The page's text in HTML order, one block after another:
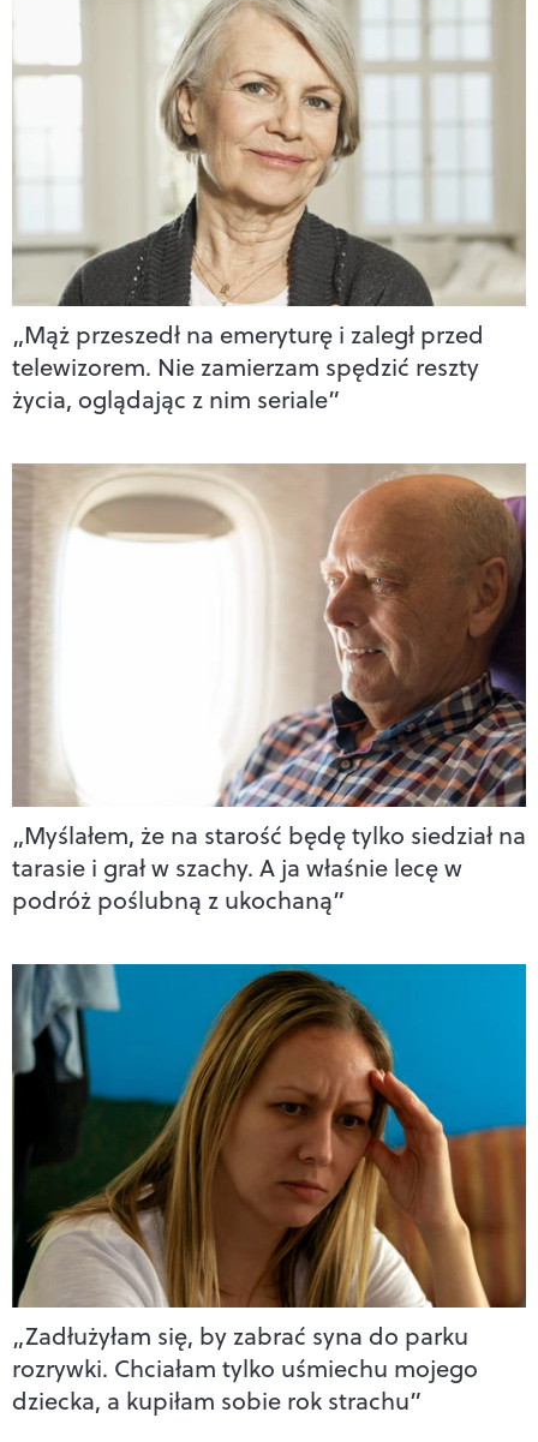
„Mąż przeszedł na emeryturę i zaległ przed
telewizorem. Nie zamierzam spędzić reszty
życia, oglądając z nim seriale”
„Myślałem, że na starość będę tylko siedział na
tarasie i grał w szachy. A ja właśnie lecę w
podróż poślubną z ukochaną”
„Zadłużyłam się, by zabrać syna do parku
rozrywki. Chciałam tylko uśmiechu mojego
dziecka, a kupiłam sobie rok strachu”